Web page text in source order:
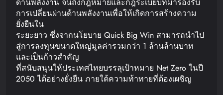
การเปลี่ยนผ่านด้านพลังงานเพื่อให้เกิดการสร้างความ
ยั่งยืนใน
ระยะยาว ซึ่งจากนโยบาย Quick Big Win สามารถนำไป
สู่การลงทุนขนาดใหญ่มูลค่ารวมกว่า 1 ล้านล้านบาท
และเป็นก้าวสำคัญ
ที่สนับสนุนให้ประเทศไทยบรรลุเป้าหมาย Net Zero ในปี
2050 ได้อย่างยั่งยืน ภายใต้ความท้าทายที่ต้องเผชิญ